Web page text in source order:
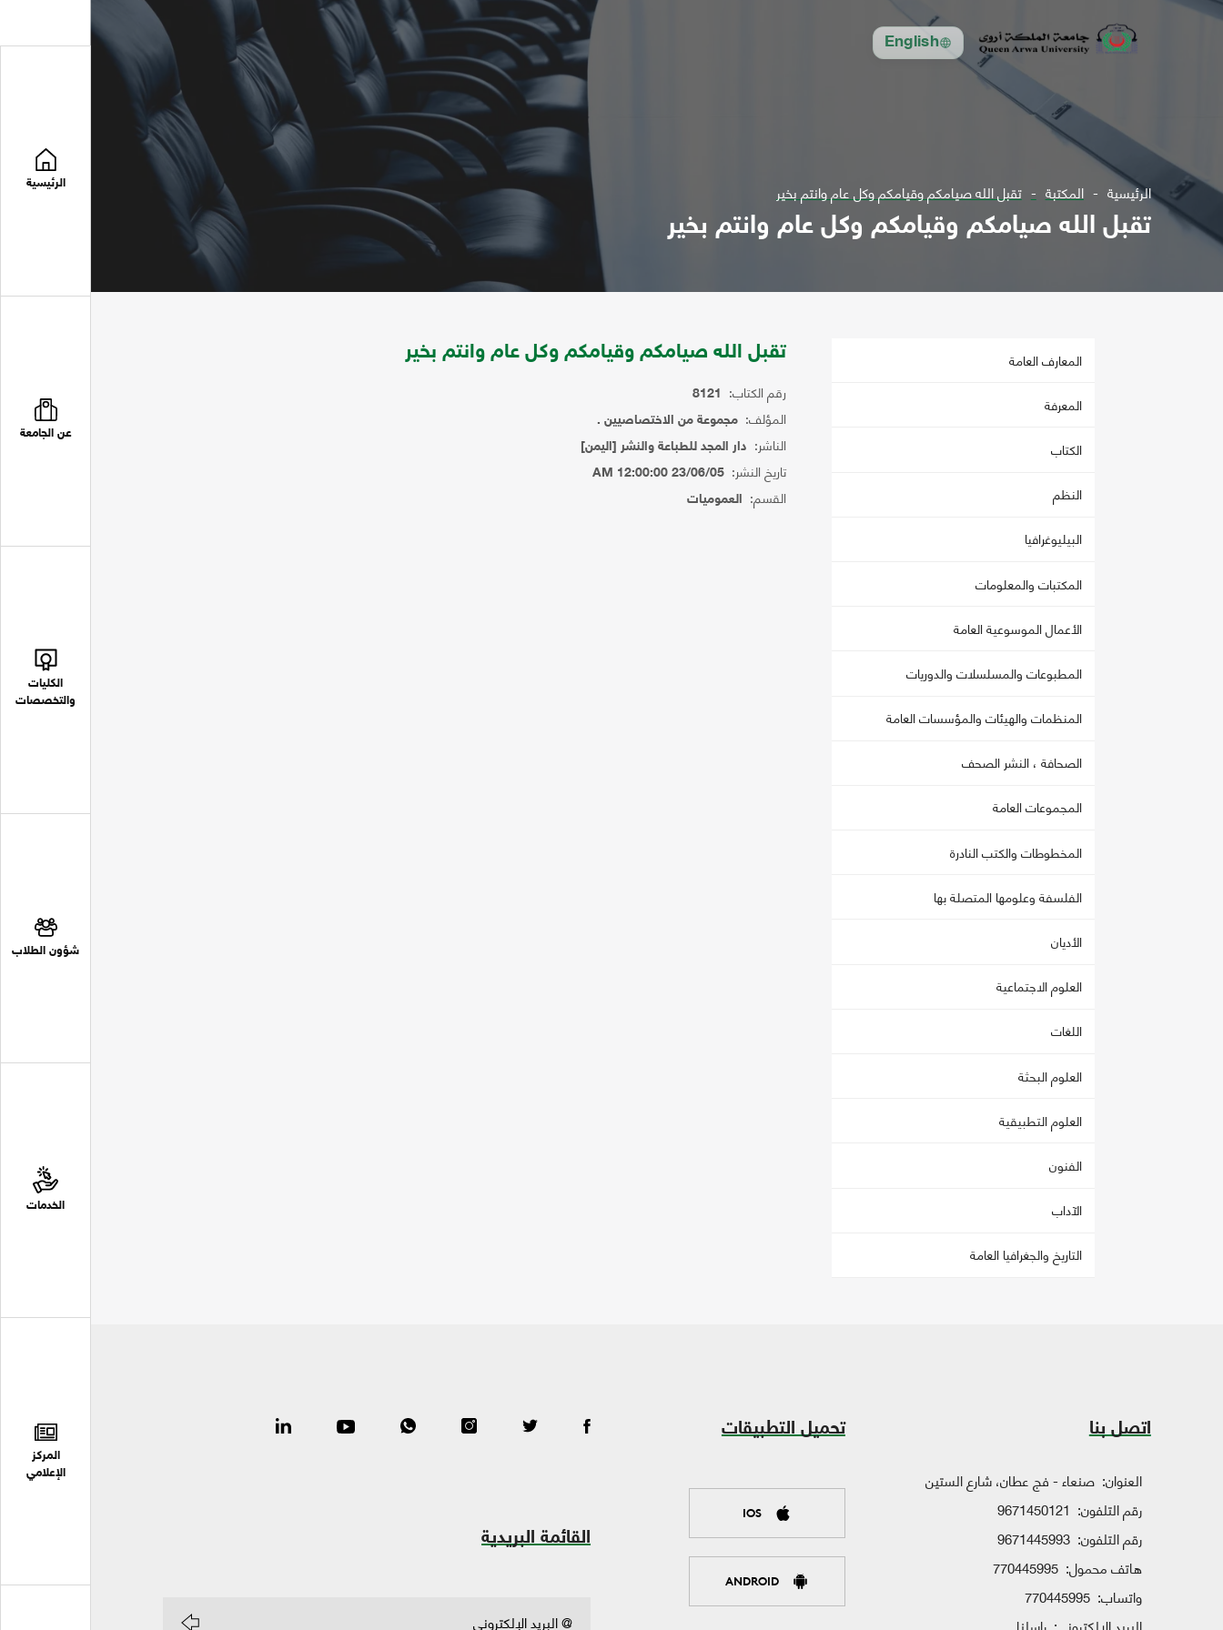
English
الرئيسية
عن الجامعة
الكليات
والتخصصات
شؤون الطلاب
الخدمات
المركز
الإعلامي
الرئيسية المكتبة تقبل الله صيامكم وقيامكم وكل عام وانتم بخير
تقبل الله صيامكم وقيامكم وكل عام وانتم بخير
المعارف العامة
المعرفة
الكتاب
النظم
البيليوغرافيا
المكتبات والمعلومات
الأعمال الموسوعية العامة
المطبوعات والمسلسلات والدوريات
المنظمات والهيئات والمؤسسات العامة
الصحافة ، النشر الصحف
المجموعات العامة
المخطوطات والكتب النادرة
الفلسفة وعلومها المتصلة بها
الأديان
العلوم الاجتماعية
اللغات
العلوم البحثة
العلوم التطبيقية
الفنون
الآداب
التاريخ والجغرافيا العامة
تقبل الله صيامكم وقيامكم وكل عام وانتم بخير
رقم الكتاب: 8121
المؤلف: مجموعة من الاختصاصيين .
الناشر: دار المجد للطباعة والنشر [اليمن]
تاريخ النشر: 23/06/05 12:00:00 AM
القسم: العموميات
اتصل بنا
العنوان: صنعاء - فج عطان، شارع الستين
رقم التلفون: 9671450121
رقم التلفون: 9671445993
هاتف محمول: 770445995
واتساب: 770445995
تحميل التطبيقات
IOS
ANDROID
القائمة البريدية